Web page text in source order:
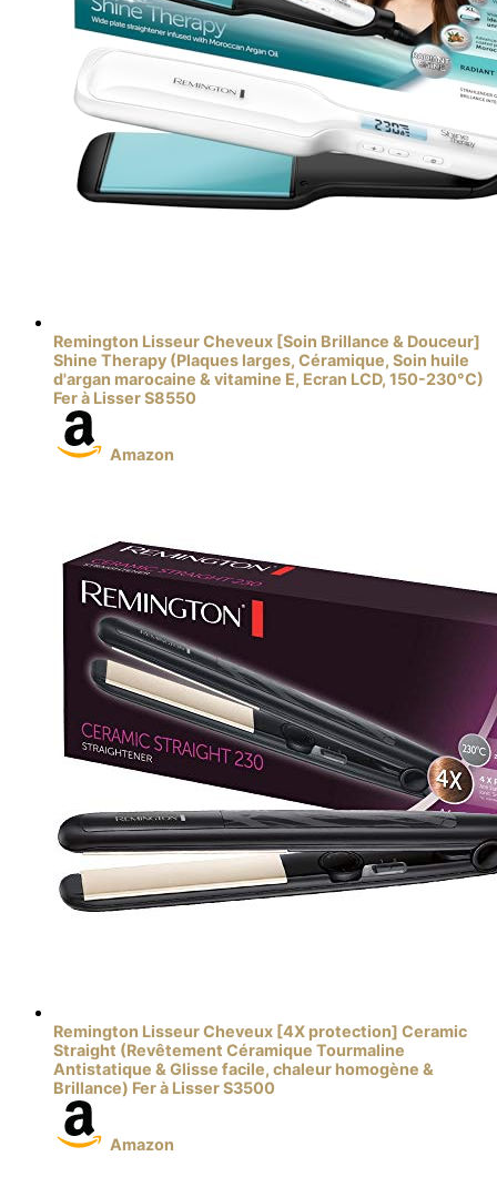
Remington Lisseur Cheveux [Soin Brillance & Douceur]
Shine Therapy (Plaques larges, Céramique, Soin huile
d'argan marocaine & vitamine E, Ecran LCD, 150-230°C)
Fer à Lisser S8550
Amazon
Remington Lisseur Cheveux [4X protection] Ceramic
Straight (Revêtement Céramique Tourmaline
Antistatique & Glisse facile, chaleur homogène &
Brillance) Fer à Lisser S3500
Amazon